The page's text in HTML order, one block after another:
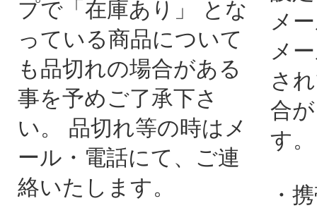
プで「在庫あり」 とな
っている商品について
も品切れの場合がある
事を予めご了承下さ
い。 品切れ等の時はメ
ール・電話にて、ご連
絡いたします。
メ
メ
さ
合
す。
・